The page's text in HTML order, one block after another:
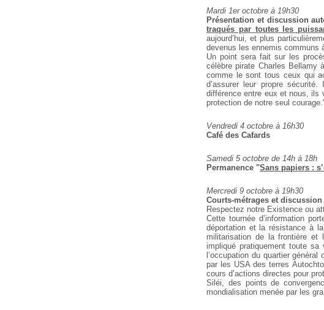
Mardi 1er octobre à 19h30
Présentation et discussion
traqués par toutes les
aujourd’hui, et plus
devenus les ennemis communs
Un point sera fait sur les
célèbre pirate Charles Bellamy
comme le sont tous ceux qui
d’assurer leur propre
différence entre eux et nous, ils
protection de notre seul
Vendredi 4 octobre à 16h30
Café des Cafards
Samedi 5 octobre de 14h à 18h
Permanence "Sans papiers :
Mercredi 9 octobre à 19h30
Courts-métrages et
Respectez notre Existence ou
Cette tournée d’information
déportation et la résistance à la
militarisation de la frontière
impliqué pratiquement toute sa
l’occupation du quartier général
par les USA des terres
cours d’actions directes pour
Siléi, des points de
mondialisation menée par les